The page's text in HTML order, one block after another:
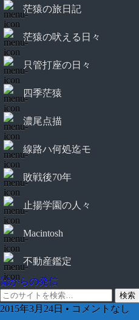
茫猿の旅日記
茫猿の吠える日々
只管打座の日々
四季茫猿
濃尾点描
線路ハ何処迄モ
敗戦後70年
止揚学園の人々
Macintosh
不動産鑑定
鄙からの発信
2015年3月24日 • コメントなし